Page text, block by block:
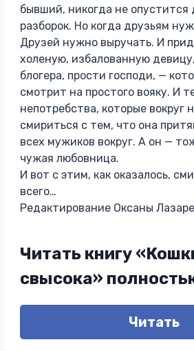
бывший, никогда не опустится
разборок. Но когда друзьям
Друзей нужно выручать. И
холеную, избалованную
блогера, прости господи, —
смотрит на простого вояку. И
непотребства, которые вокруг
смириться с тем, что она
всех мужиков вокруг. А он —
чужая любовница.
И вот с этим, как оказалось,
всего…
Редактирование Оксаны
Читать книгу
свысока»
Читать